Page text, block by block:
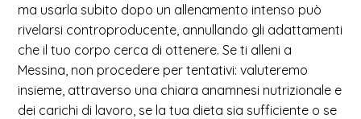
ma usarla subito dopo un allenamento intenso può
rivelarsi controproducente, annullando gli adattamenti
che il tuo corpo cerca di ottenere. Se ti alleni a
Messina, non procedere per tentativi: valuteremo
insieme, attraverso una chiara anamnesi nutrizionale e
dei carichi di lavoro, se la tua dieta sia sufficiente o se